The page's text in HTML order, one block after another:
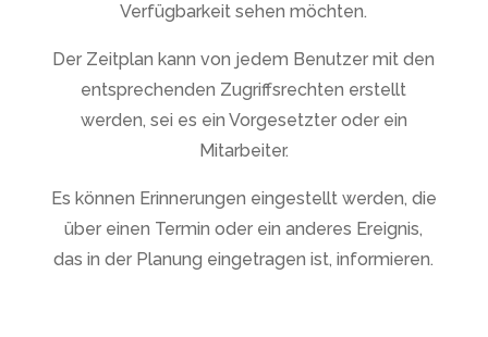
Verfügbarkeit sehen möchten.
Der Zeitplan kann von jedem Benutzer mit den
entsprechenden Zugriffsrechten erstellt
werden, sei es ein Vorgesetzter oder ein
Mitarbeiter.
Es können Erinnerungen eingestellt werden, die
über einen Termin oder ein anderes Ereignis,
das in der Planung eingetragen ist, informieren.